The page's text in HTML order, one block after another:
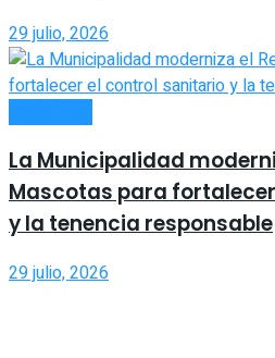
29 julio, 2026
La Municipalidad
Mascotas para
y la tenencia responsable
29 julio, 2026